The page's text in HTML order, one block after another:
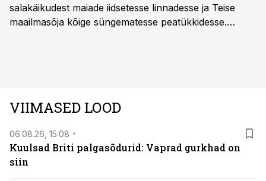
salakäikudest maiade iidsetesse linnadesse ja Teise
maailmasõja kõige süngematesse peatükkidesse.
viasathistory.eu/ee
VIIMASED LOOD
06.08.26, 15:08
Kuulsad Briti palgasõdurid: Vaprad gurkhad on
siin